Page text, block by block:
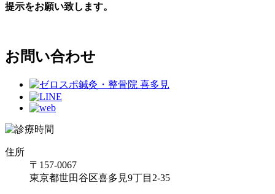
提示をお願い致します。
お問い合わせ
住所
〒157-0067
東京都世田谷区喜多見9丁目2-35